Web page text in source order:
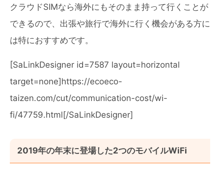
クラウドSIMなら海外にもそのまま持って行くことが
できるので、出張や旅行で海外に行く機会がある方に
は特におすすめです。
[SaLinkDesigner id=7587 layout=horizontal
target=none]https://ecoeco-
taizen.com/cut/communication-cost/wi-
fi/47759.html[/SaLinkDesigner]
2019年の年末に登場した2つのモバイルWiFi